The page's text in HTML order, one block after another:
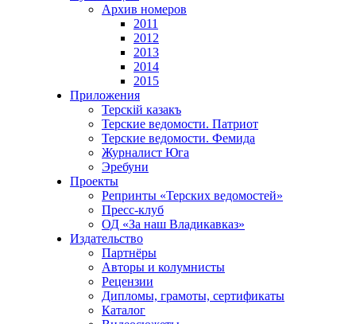
Архив номеров
2011
2012
2013
2014
2015
Приложения
Терскiй казакъ
Терские ведомости. Патриот
Терские ведомости. Фемида
Журналист Юга
Эребуни
Проекты
Репринты «Терских ведомостей»
Пресс-клуб
ОД «За наш Владикавказ»
Издательство
Партнёры
Авторы и колумнисты
Рецензии
Дипломы, грамоты, сертификаты
Каталог